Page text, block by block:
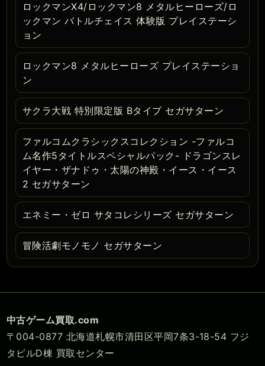
ロックマンX4/ロックマン8 メタルヒーローズ/ロ
ックマン バトルチェイス 体験版 プレイステーシ
ョン
ロックマン8 メタルヒーローズ プレイステーショ
ン
サクラ大戦 特別限定版 Bタイプ セガサターン
ファルコムクラシックスコレクション -ファルコ
ム名作5タイトルスペシャルパック- ドラゴンスレ
イヤー・ザナドゥ・太陽の神殿・イース・イース
2 セガサターン
エネミー・ゼロ サタコレシリーズ セガサターン
冒険活劇モノモノ セガサターン
中古ゲーム買取.com
〒004-0877 北海道札幌市清田区平岡7条3-18-54 フジ
タビルD棟 買取センター